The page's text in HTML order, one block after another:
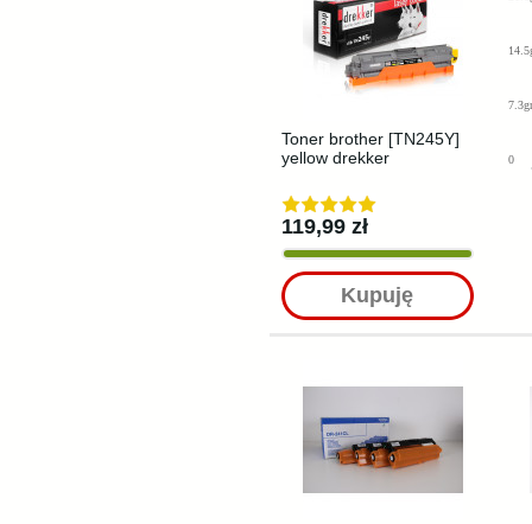
Toner brother [TN245Y]
yellow drekker
119,99 zł
Kupuję
7.3gr
0